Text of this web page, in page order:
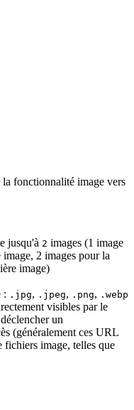
fonctionnalité image vers
jusqu'à 2 images (1 image
2 images pour la
image)
: .jpg, .jpeg, .png, .webp
visibles par le
un
(généralement ces URL
fichiers image, telles que